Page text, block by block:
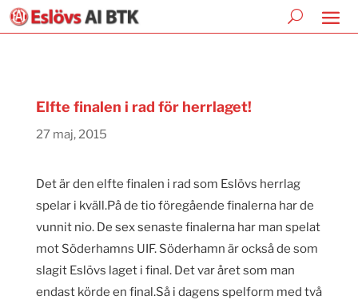
Elfte finalen i rad för herrlaget!
27 maj, 2015
Det är den elfte finalen i rad som Eslövs herrlag
spelar i kväll.På de tio föregående finalerna har de
vunnit nio. De sex senaste finalerna har man spelat
mot Söderhamns UIF. Söderhamn är också de som
slagit Eslövs laget i final. Det var året som man
endast körde en final.Så i dagens spelform med två